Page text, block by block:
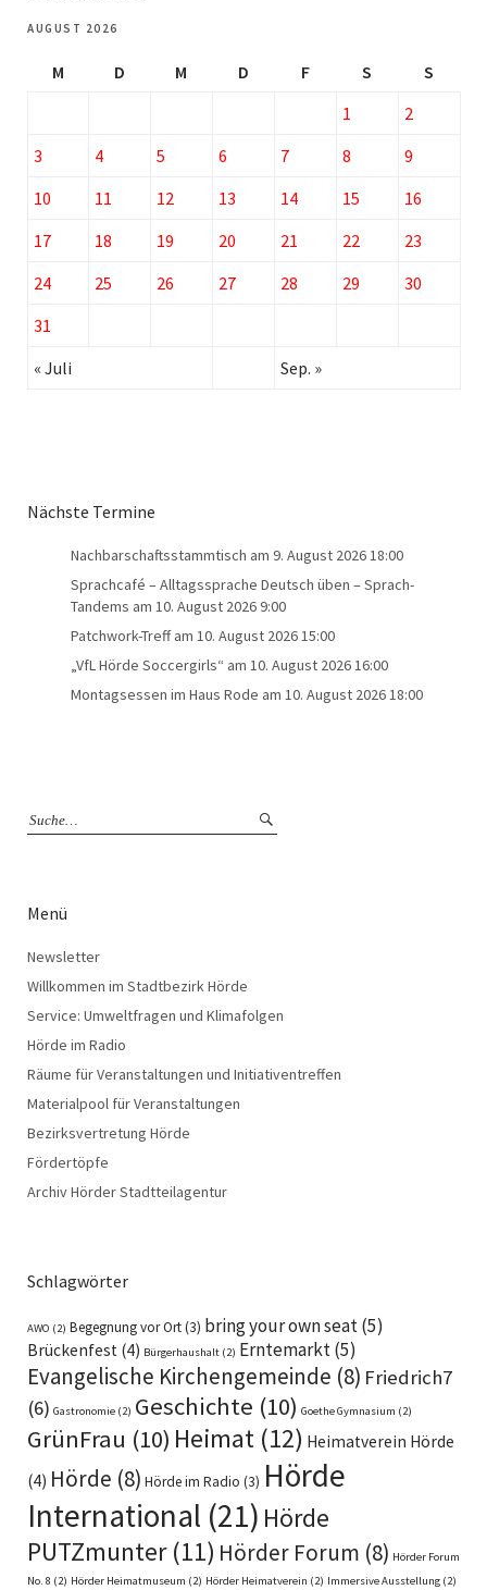
AUGUST 2026
M D M D F S
S
1
2
3
4 5 6 7 8
9
10
11 12 13 14 15
16
17
18 19 20 21 22
23
24
25 26 27 28 29
30
31
« Juli
Sep. »
Nächste Termine
Nachbarschaftsstammtisch am 9. August 2026 18:00
Sprachcafé – Alltagssprache Deutsch üben – Sprach-
Tandems am 10. August 2026 9:00
Patchwork-Treffam 10. August 2026 15:00
„VfL Hörde Soccergirls“ am 10. August 2026 16:00
Montagsessen im Haus Rode am 10. August 2026 18:00
Menü
Newsletter
Willkommen im Stadtbezirk Hörde
Service: Umweltfragen und Klimafolgen
Hörde im Radio
Räume für Veranstaltungen und Initiativentreffen
Materialpool für Veranstaltungen
Bezirksvertretung Hörde
Fördertöpfe
Archiv Hörder Stadtteilagentur
Schlagwörter
AWO (2) Begegnung vor Ort(3) bring your own seat(5)
Brückenfest (4) Bürgerhaushalt (2) Erntemarkt(5)
Evangelische Kirchengemeinde (8) Friedrich7
(6) Gastronomie (2) Geschichte (10) Goethe Gymnasium (2)
GrünFrau (10) Heimat (12) Heimatverein Hörde
(4) Hörde (8) Hörde im Radio (3) Hörde
International (21) Hörde
PUTZmunter(11) Hörder Forum (8) Hörder Forum
No. 8 (2) Hörder Heimatmuseum (2) Hörder Heimatverein (2) Immersive Ausstellung (2)